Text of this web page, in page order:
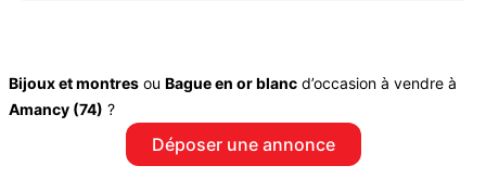
Bijoux et montres ou Bague en or blanc d’occasion à vendre à
Amancy (74) ?
Déposer une annonce